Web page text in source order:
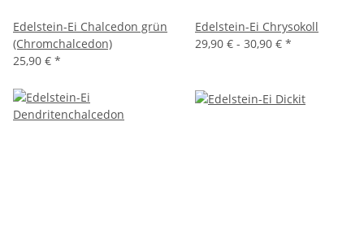
Edelstein-Ei Chalcedon grün
(Chromchalcedon)
25,90 € *
Edelstein-Ei Chrysokoll
29,90 € - 30,90 € *